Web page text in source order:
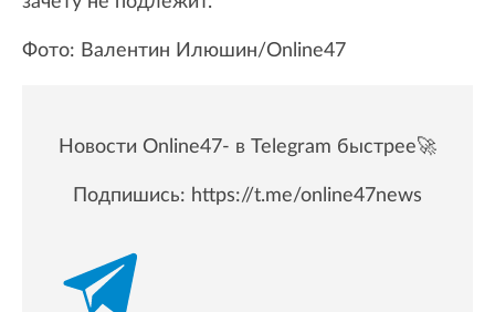
Фото: Валентин Илюшин/Online47
Новости Online47- в Telegram быстрее🚀
Подпишись: https://t.me/online47news